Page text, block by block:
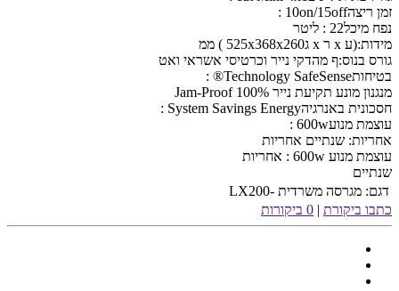
זמן ריצה10on/15off :
נפח מיכל22 : ליטר
מידות:(ע x ר x ג525x368x260 ) ממ
גורס בנוס:ף מהדקי נייר וכרטיסי אשראי ואט
בטיחותTechnology SafeSense® :
מנגנון מונע תקיעת נייר 100% Jam-Proof
חסכונית באנרגיהSystem Savings Energy :
עוצמת מנוע600w :
אחריות: שנתיים אחריות
עוצמת מנוע 600w : אחריות
שנתיים
דגם: מגרסה משרדית -LX200
כתבו ביקורת | 0 ביקורות